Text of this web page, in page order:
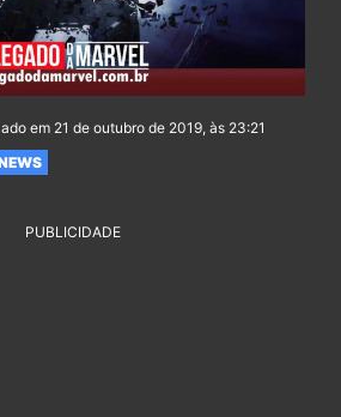
em 21 de outubro de 2019, às 23:21
PUBLICIDADE